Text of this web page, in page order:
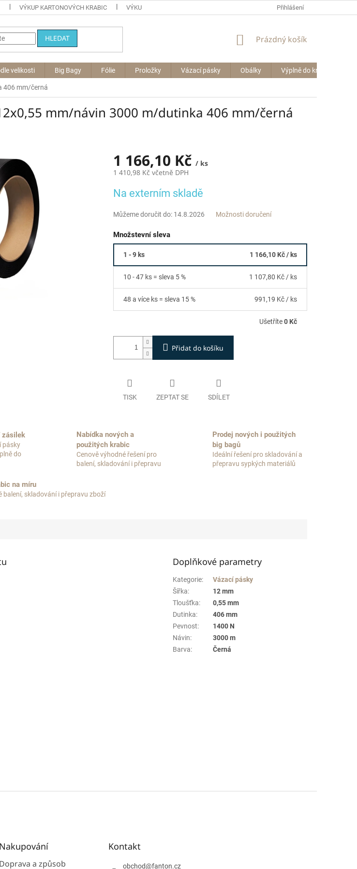
VÝKUP KARTONOVÝCH KRABIC VÝKUP BIG BAGŮ Přihlášení
HLEDAT
NÁKUPNÍ
Prázdný košík
velikosti Big Bagy Fólie Proložky Vázací pásky Obálky Výplně do krabic
406 mm/černá
mm/návin 3000 m/dutinka 406 mm/černá
1 166,10 Kč / ks
1 410,98 Kč včetně DPH
cena:
Na externím skladě
Můžeme doručit do: 14.8.2026 Možnosti doručení
Množstevní sleva
1 - 9 ks 1 166,10 Kč/ ks
10 - 47 ks = sleva 5 % 1 107,80 Kč / ks
48 a více ks = sleva 15 % 991,19 Kč / ks
Ušetříte0 Kč
Přidat do košíku
TISK ZEPTAT SE SDÍLET
zásilek
pásky
do
Nabídka nových a
použitých krabic
Cenově výhodné řešení pro
balení, skladování i přepravu
Prodej nových i použitých
big bagů
Ideální řešení pro skladování a
přepravu sypkých materiálů
na míru
balení, skladování i přepravu zboží
Doplňkové parametry
Kategorie:
Vázací pásky
Šířka:
12 mm
Tloušťka:
0,55 mm
Dutinka:
406 mm
Pevnost:
1400 N
Návin:
3000 m
Barva: Černá
Nakupování
Doprava a způsob
Kontakt
obchod@fanton.cz